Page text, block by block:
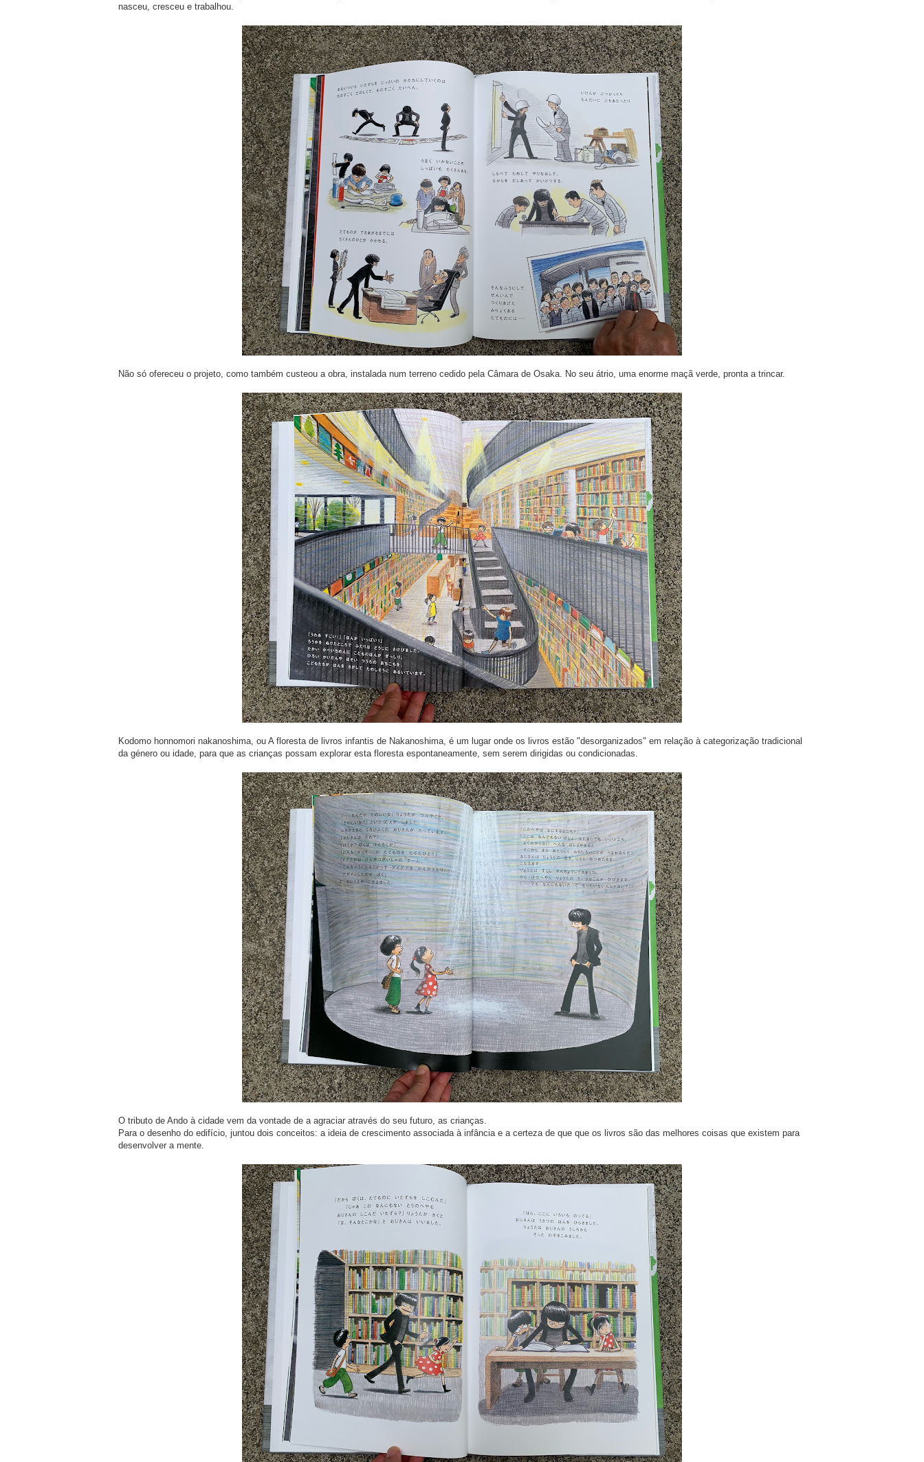
nasceu, cresceu e trabalhou.
Não só ofereceu o projeto, como também custeou a obra, instalada num terreno cedido pela Câmara de Osaka. No seu átrio, uma enorme maçã verde, pronta a trincar.
Kodomo honnomori nakanoshima, ou A floresta de livros infantis de Nakanoshima, é um lugar onde os livros estão "desorganizados" em relação à categorização tradicional
da género ou idade, para que as crianças possam explorar esta floresta espontaneamente, sem serem dirigidas ou condicionadas.
O tributo de Ando à cidade vem da vontade de a agraciar através do seu futuro, as crianças.
Para o desenho do edifício, juntou dois conceitos: a ideia de crescimento associada à infância e a certeza de que que os livros são das melhores coisas que existem para
desenvolver a mente.